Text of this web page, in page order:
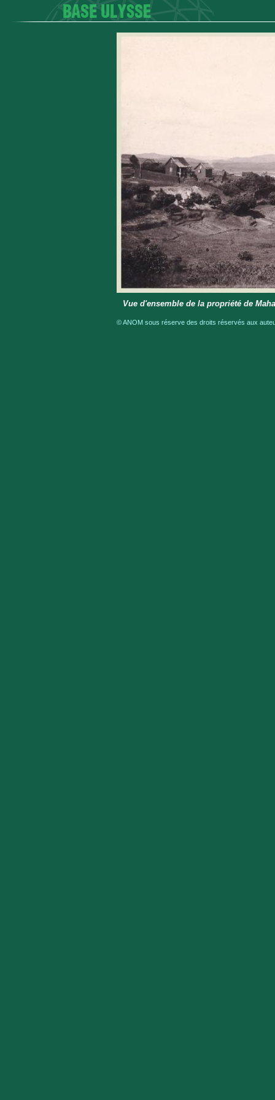
Vue d'ensemble de la propriété de
© ANOM sous réserve des droits réservés aux